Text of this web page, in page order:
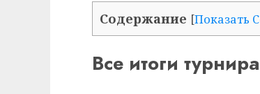
Содержание [Показать
Все итоги